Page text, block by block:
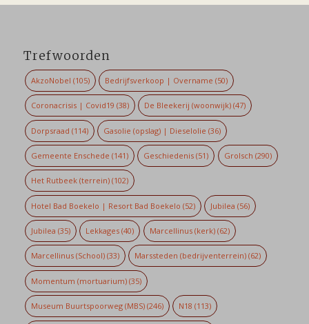
Trefwoorden
AkzoNobel (105) Bedrijfsverkoop | Overname (50)
Coronacrisis | Covid19 (38) De Bleekerij (woonwijk) (47)
Dorpsraad (114) Gasolie (opslag) | Dieselolie (36)
Gemeente Enschede (141) Geschiedenis (51) Grolsch (290)
Het Rutbeek (terrein)(102)
Hotel Bad Boekelo | Resort Bad Boekelo (52) Jubilea (56)
Jubilea (35) Lekkages (40) Marcellinus (kerk)(62)
Marcellinus (School)(33) Marssteden (bedrijventerrein) (62)
Momentum (mortuarium)(35)
Museum Buurtspoorweg (MBS)(246) N18 (113)